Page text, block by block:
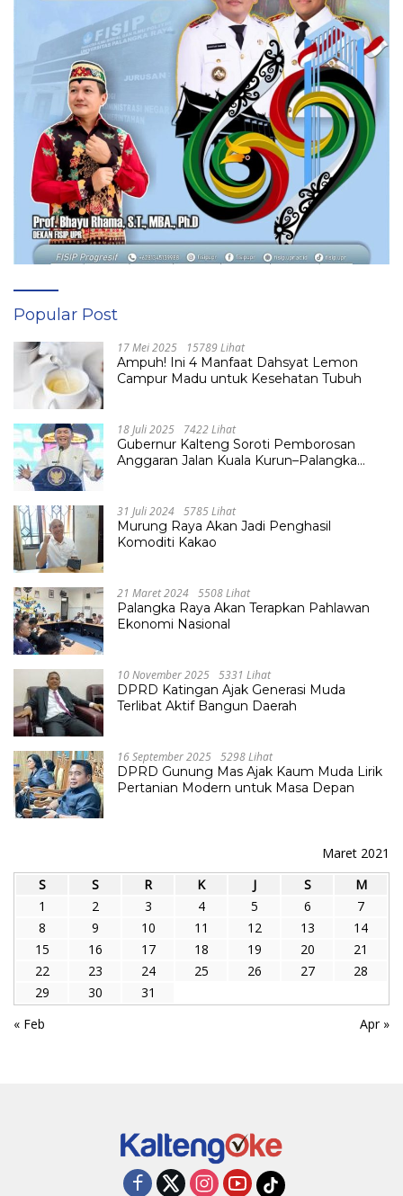
Popular Post
17 Mei 2025 15789 Lihat
Ampuh! Ini 4 Manfaat Dahsyat Lemon
Campur Madu untuk Kesehatan Tubuh
18 Juli 2025 7422 Lihat
Gubernur Kalteng Soroti Pemborosan
Anggaran Jalan Kuala Kurun–Palangka
31 Juli 2024 5785 Lihat
Murung Raya Akan Jadi Penghasil
Komoditi Kakao
21 Maret 2024 5508 Lihat
Palangka Raya Akan Terapkan Pahlawan
Ekonomi Nasional
10 November 2025 5331 Lihat
DPRD Katingan Ajak Generasi Muda
Terlibat Aktif Bangun Daerah
16 September 2025 5298 Lihat
DPRD Gunung Mas Ajak Kaum Muda Lirik
Pertanian Modern untuk Masa Depan
Maret 2021
S
S R K J S
M
1
2 3 4 5 6
7
8
9 10 11 12 13
14
15
16 17 18 19 20
21
22
23 24 25 26 27
28
29
30
31
« Feb
Apr »